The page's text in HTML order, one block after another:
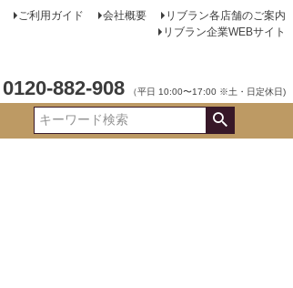
ご利用ガイド 会社概要
リブラン各店舗のご案内
リブラン企業WEBサイト
0120-882-908 （平日 10:00〜17:00 ※土・日定休日)